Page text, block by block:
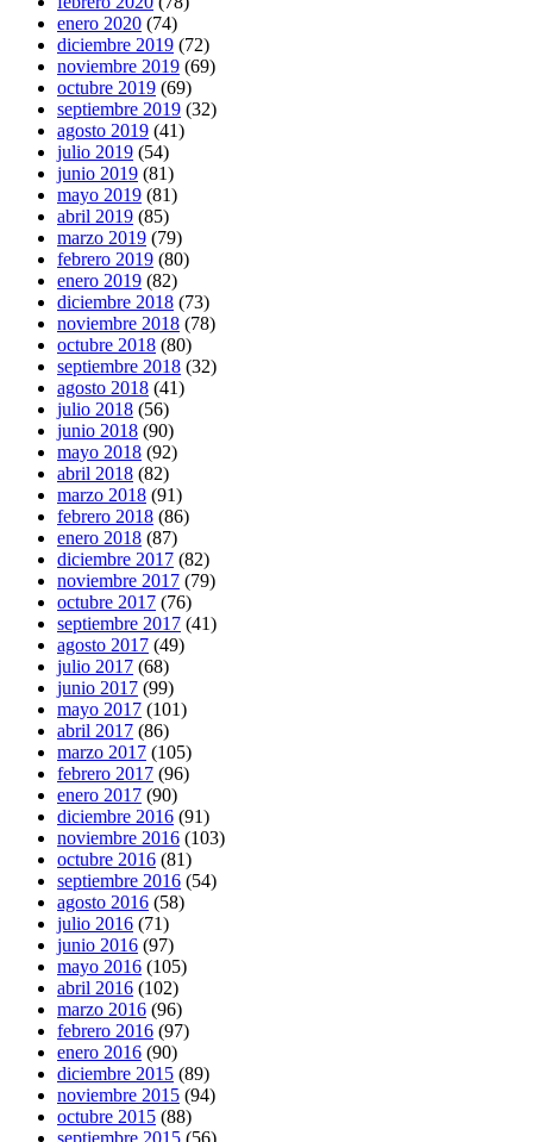
enero 2020 (74)
diciembre 2019 (72)
noviembre 2019 (69)
octubre 2019 (69)
septiembre 2019 (32)
agosto 2019 (41)
julio 2019 (54)
junio 2019 (81)
mayo 2019 (81)
abril 2019 (85)
marzo 2019 (79)
febrero 2019 (80)
enero 2019 (82)
diciembre 2018 (73)
noviembre 2018 (78)
octubre 2018 (80)
septiembre 2018 (32)
agosto 2018 (41)
julio 2018 (56)
junio 2018 (90)
mayo 2018 (92)
abril 2018 (82)
marzo 2018 (91)
febrero 2018 (86)
enero 2018 (87)
diciembre 2017 (82)
noviembre 2017 (79)
octubre 2017 (76)
septiembre 2017 (41)
agosto 2017 (49)
julio 2017 (68)
junio 2017 (99)
mayo 2017 (101)
abril 2017 (86)
marzo 2017 (105)
febrero 2017 (96)
enero 2017 (90)
diciembre 2016 (91)
noviembre 2016 (103)
octubre 2016 (81)
septiembre 2016 (54)
agosto 2016 (58)
julio 2016 (71)
junio 2016 (97)
mayo 2016 (105)
abril 2016 (102)
marzo 2016 (96)
febrero 2016 (97)
enero 2016 (90)
diciembre 2015 (89)
noviembre 2015 (94)
octubre 2015 (88)
septiembre 2015 (56)